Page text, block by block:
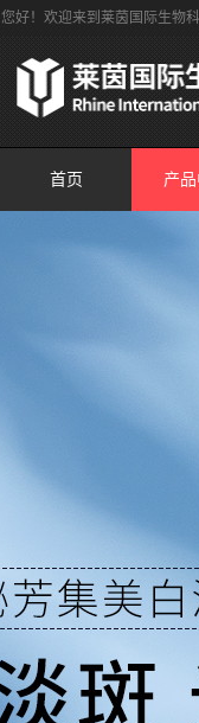
您好！欢迎来到莱茵国际生物
首页 产